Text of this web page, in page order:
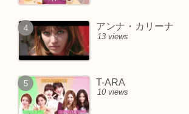
アンナ・カリーナ
13 views
T-ARA
10 views